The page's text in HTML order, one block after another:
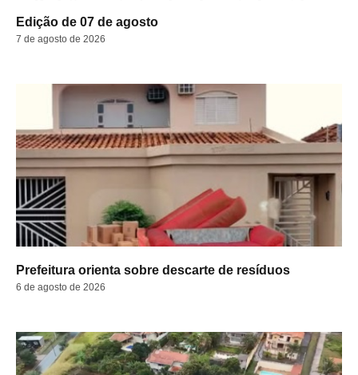
Edição de 07 de agosto
7 de agosto de 2026
Prefeitura orienta sobre descarte de resíduos
6 de agosto de 2026